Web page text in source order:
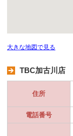
大きな地図で見る
TBC加古川店
住所
電話番号